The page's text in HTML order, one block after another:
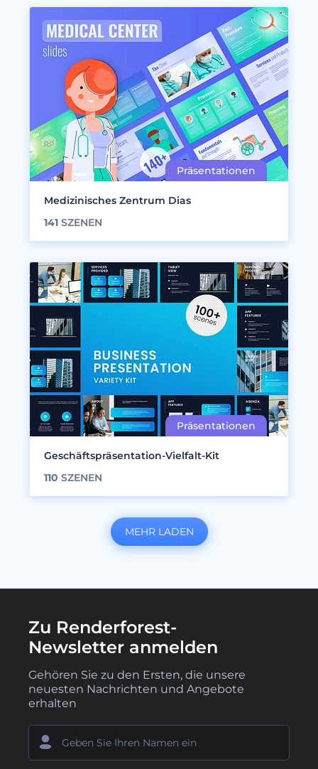
Medizinisches Zentrum Dias
141 SZENEN
Geschäftspräsentation-Vielfalt-Kit
110 SZENEN
MEHR LADEN
Zu Renderforest-
Newsletter anmelden
Gehören Sie zu den Ersten, die unsere
neuesten Nachrichten und Angebote
erhalten